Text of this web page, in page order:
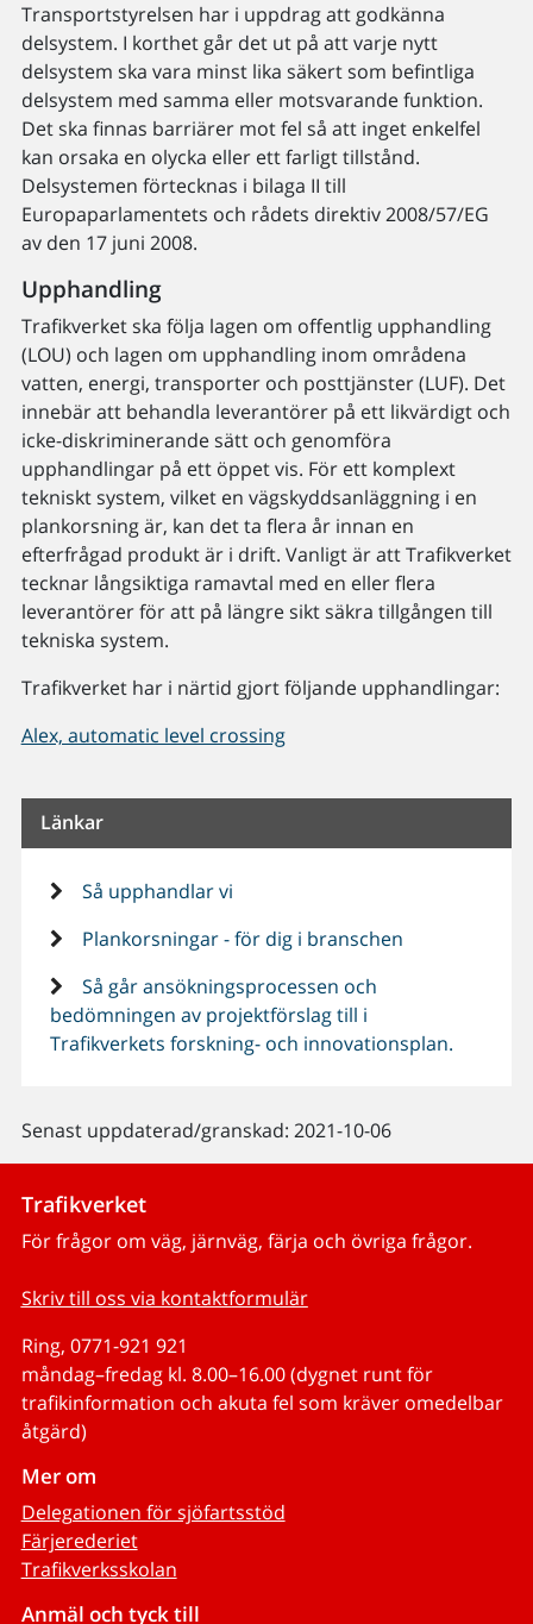
Transportstyrelsen har i uppdrag att godkänna
delsystem. I korthet går det ut på att varje nytt
delsystem ska vara minst lika säkert som befintliga
delsystem med samma eller motsvarande funktion.
Det ska finnas barriärer mot fel så att inget enkelfel
kan orsaka en olycka eller ett farligt tillstånd.
Delsystemen förtecknas i bilaga II till
Europaparlamentets och rådets direktiv 2008/57/EG
av den 17 juni 2008.
Upphandling
Trafikverket ska följa lagen om offentlig upphandling
(LOU) och lagen om upphandling inom områdena
vatten, energi, transporter och posttjänster (LUF). Det
innebär att behandla leverantörer på ett likvärdigt och
icke-diskriminerande sätt och genomföra
upphandlingar på ett öppet vis. För ett komplext
tekniskt system, vilket en vägskyddsanläggning i en
plankorsning är, kan det ta flera år innan en
efterfrågad produkt är i drift. Vanligt är att Trafikverket
tecknar långsiktiga ramavtal med en eller flera
leverantörer för att på längre sikt säkra tillgången till
tekniska system.
Trafikverket har i närtid gjort följande upphandlingar:
Alex, automatic level crossing
Länkar
Så upphandlar vi
Plankorsningar - för dig i branschen
Så går ansökningsprocessen och
bedömningen av projektförslag till i
Trafikverkets forskning- och innovationsplan.
Senast uppdaterad/granskad: 2021-10-06
Trafikverket
För frågor om väg, järnväg, färja och övriga frågor.
Skriv till oss via kontaktformulär
Ring, 0771-921 921
måndag–fredag kl. 8.00–16.00 (dygnet runt för
trafikinformation och akuta fel som kräver omedelbar
åtgärd)
Mer om
Delegationen för sjöfartsstöd
Färjerederiet
Trafikverksskolan
Anmäl och tyck till